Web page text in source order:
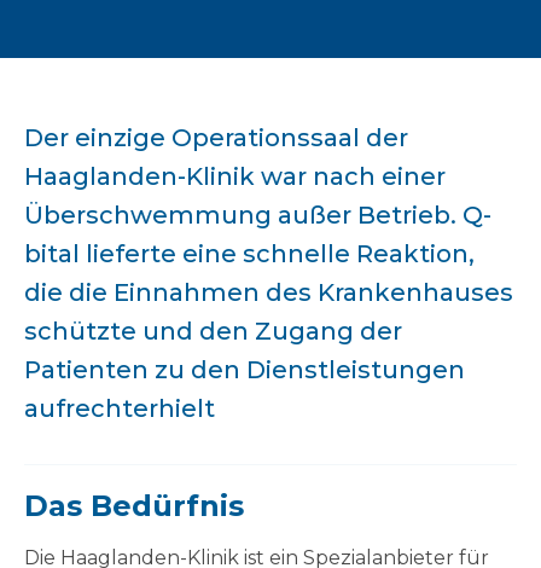
Der einzige Operationssaal der
Haaglanden-Klinik war nach einer
Überschwemmung außer Betrieb. Q-
bital lieferte eine schnelle Reaktion,
die die Einnahmen des Krankenhauses
schützte und den Zugang der
Patienten zu den Dienstleistungen
aufrechterhielt
Das Bedürfnis
Die Haaglanden-Klinik ist ein Spezialanbieter für